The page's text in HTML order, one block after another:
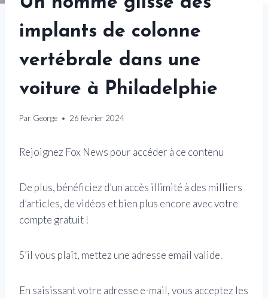
implants de colonne
vertébrale dans une
voiture à Philadelphie
Par George 26 février 2024
Rejoignez Fox News pour accéder à ce contenu
De plus, bénéficiez d’un accès illimité à des milliers
d’articles, de vidéos et bien plus encore avec votre
compte gratuit !
S’il vous plaît, mettez une adresse email valide.
En saisissant votre adresse e-mail, vous acceptez les